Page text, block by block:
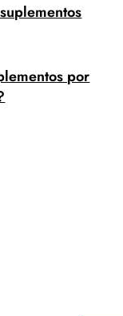
por